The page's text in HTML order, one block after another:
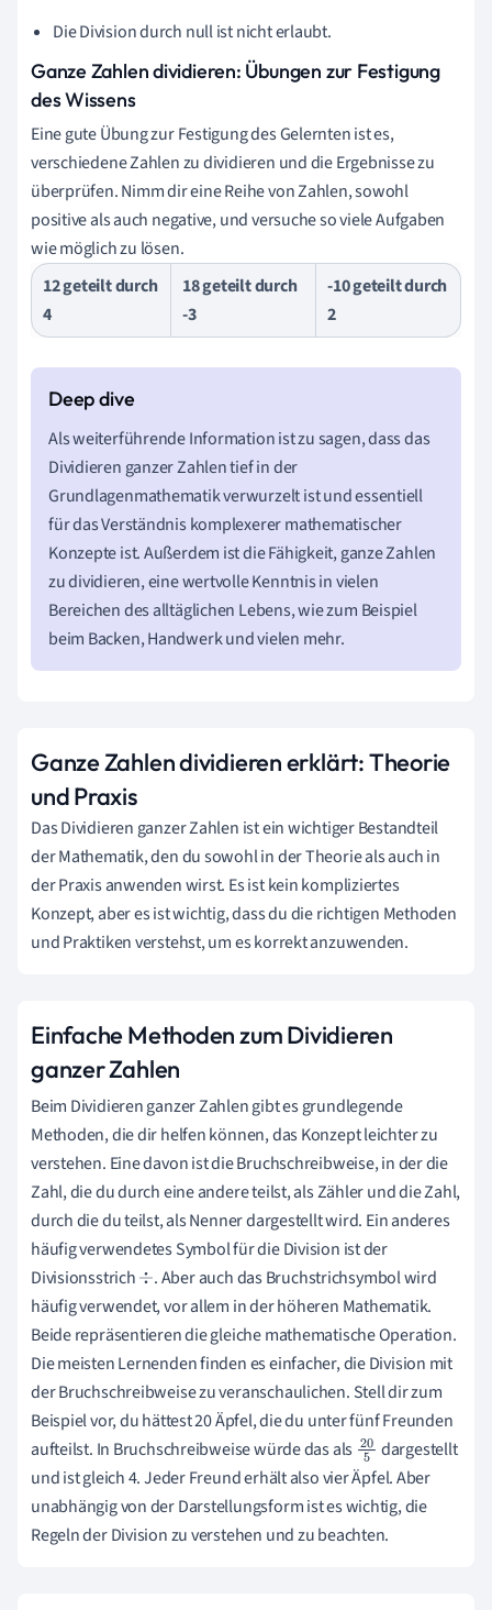
Die Division durch null ist nicht erlaubt.
Ganze Zahlen dividieren: Übungen zur Festigung
des Wissens
Eine gute Übung zur Festigung des Gelernten ist es,
verschiedene Zahlen zu dividieren und die Ergebnisse zu
überprüfen. Nimm dir eine Reihe von Zahlen, sowohl
positive als auch negative, und versuche so viele Aufgaben
wie möglich zu lösen.
12 geteilt durch
4
18 geteilt durch
-3
-10 geteilt durch
2
Als weiterführende Information ist zu sagen, dass das
Dividieren ganzer Zahlen tief in der
Grundlagenmathematik verwurzelt ist und essentiell
für das Verständnis komplexerer mathematischer
Konzepte ist. Außerdem ist die Fähigkeit, ganze Zahlen
zu dividieren, eine wertvolle Kenntnis in vielen
Bereichen des alltäglichen Lebens, wie zum Beispiel
beim Backen, Handwerk und vielen mehr.
Ganze Zahlen dividieren erklärt: Theorie
und Praxis
Das Dividieren ganzer Zahlen ist ein wichtiger Bestandteil
der Mathematik, den du sowohl in der Theorie als auch in
der Praxis anwenden wirst. Es ist kein kompliziertes
Konzept, aber es ist wichtig, dass du die richtigen Methoden
und Praktiken verstehst, um es korrekt anzuwenden.
Einfache Methoden zum Dividieren
ganzer Zahlen
Beim Dividieren ganzer Zahlen gibt es grundlegende
Methoden, die dir helfen können, das Konzept leichter zu
verstehen. Eine davon ist die Bruchschreibweise, in der die
Zahl, die du durch eine andere teilst, als Zähler und die Zahl,
durch die du teilst, als Nenner dargestellt wird. Ein anderes
häufig verwendetes Symbol für die Division ist der
Divisionsstrich÷ . Aber auch das Bruchstrichsymbol wird
häufig verwendet, vor allem in der höheren Mathematik.
Beide repräsentieren die gleiche mathematische Operation.
Die meisten Lernenden finden es einfacher, die Division mit
der Bruchschreibweise zu veranschaulichen. Stell dir zum
Beispiel vor, du hättest 20 Äpfel, die du unter fünf Freunden
aufteilst. In Bruchschreibweise würde das als 20
5
dargestellt
und ist gleich 4. Jeder Freund erhält also vier Äpfel. Aber
unabhängig von der Darstellungsform ist es wichtig, die
Regeln der Division zu verstehen und zu beachten.